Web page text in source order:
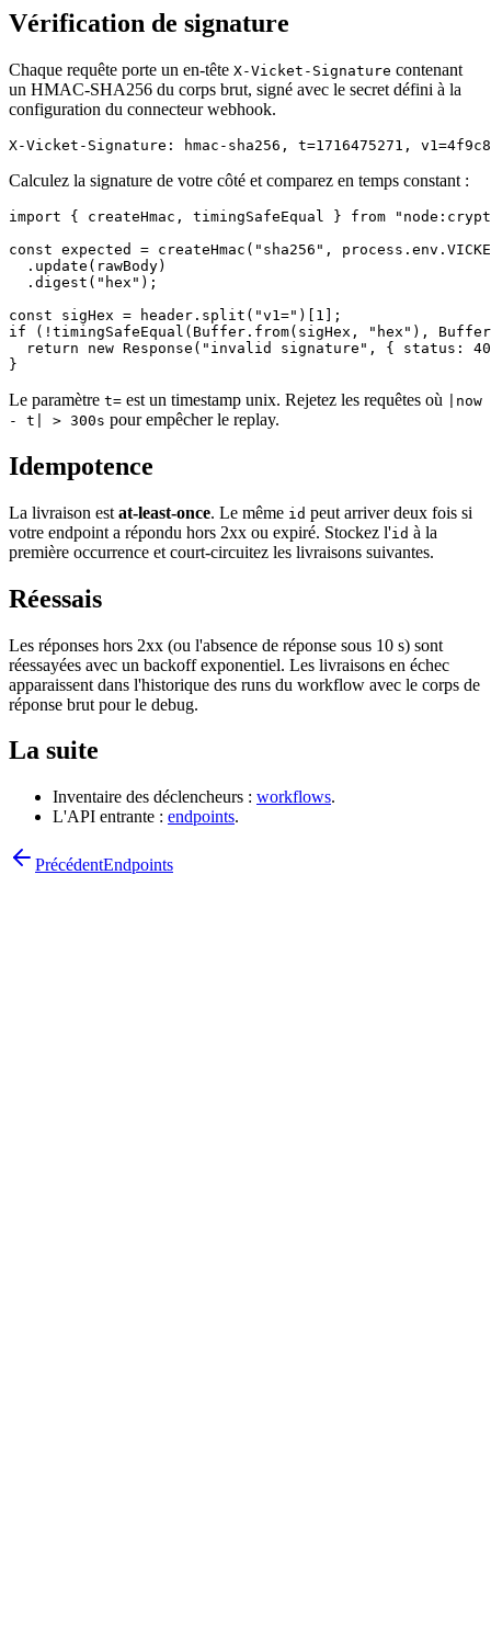
Vérification de signature
Chaque requête porte un en-tête X-Vicket-Signature contenant
un HMAC-SHA256 du corps brut, signé avec le secret défini à la
configuration du connecteur webhook.
Calculez la signature de votre côté et comparez en temps constant :
import { createHmac, timingSafeEqual } from
const expected = createHmac("sha256",
  .update(rawBody)
  .digest("hex");
const sigHex = header.split("v1=")[1];
if (!timingSafeEqual(Buffer.from(sigHex, "hex"),
return new Response("invalid signature", { status:
Le paramètre t= est un timestamp unix. Rejetez les requêtes où
|now
- t| > 300s pour empêcher le replay.
Idempotence
La livraison est at-least-once. Le même id peut arriver deux fois si
votre endpoint a répondu hors 2xx ou expiré. Stockez l'id à la
première occurrence et court-circuitez les livraisons suivantes.
Réessais
Les réponses hors 2xx (ou l'absence de réponse sous 10 s) sont
réessayées avec un backoff exponentiel. Les livraisons en échec
apparaissent dans l'historique des runs du workflow avec le corps de
réponse brut pour le debug.
La suite
Inventaire des déclencheurs : workflows.
L'API entrante : endpoints.
PrécédentEndpoints